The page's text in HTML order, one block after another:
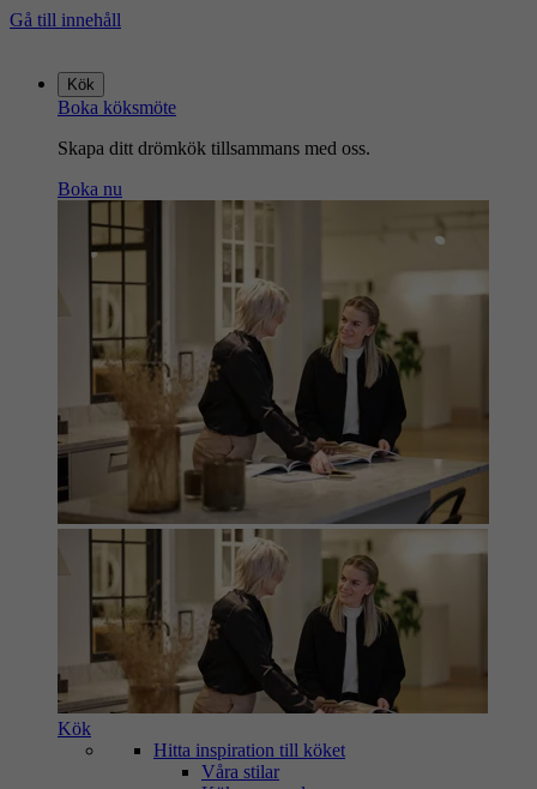
Gå till innehåll
startsidan
Kök
Boka köksmöte
Skapa ditt drömkök tillsammans med oss.
Boka nu
Kök
Hitta inspiration till köket
Våra stilar